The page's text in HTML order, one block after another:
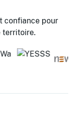
confiance pour
territoire.